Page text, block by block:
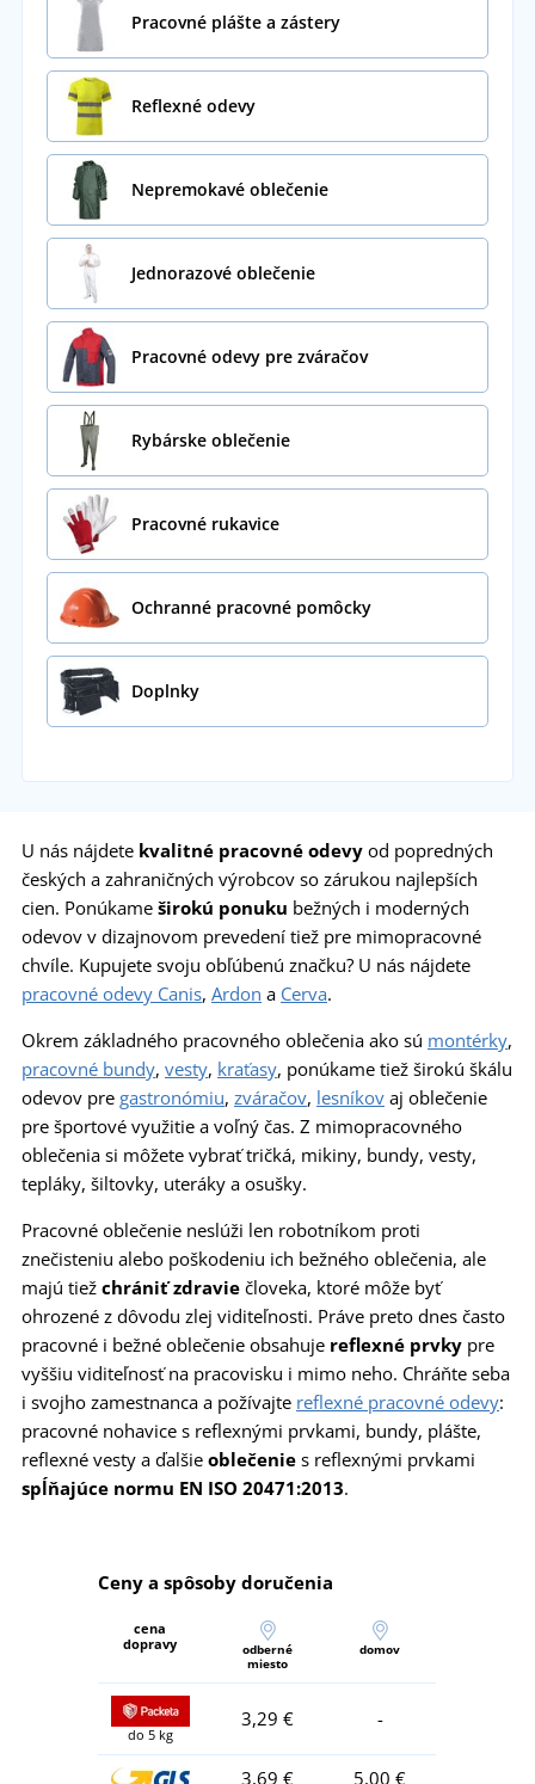
Pracovné plášte a zástery
Reflexné odevy
Nepremokavé oblečenie
Jednorazové oblečenie
Pracovné odevy pre zváračov
Rybárske oblečenie
Pracovné rukavice
Ochranné pracovné pomôcky
Doplnky
U nás nájdete kvalitné pracovné odevy od popredných
českých a zahraničných výrobcov so zárukou najlepších
cien. Ponúkame širokú ponuku bežných i moderných
odevov v dizajnovom prevedení tiež pre mimopracovné
chvíle. Kupujete svoju obľúbenú značku? U nás nájdete
pracovné odevy Canis, Ardon a Cerva.
Okrem základného pracovného oblečenia ako sú montérky,
pracovné bundy, vesty, kraťasy, ponúkame tiež širokú škálu
odevov pre gastronómiu, zváračov, lesníkov aj oblečenie
pre športové využitie a voľný čas. Z mimopracovného
oblečenia si môžete vybrať tričká, mikiny, bundy, vesty,
tepláky, šiltovky, uteráky a osušky.
Pracovné oblečenie neslúži len robotníkom proti
znečisteniu alebo poškodeniu ich bežného oblečenia, ale
majú tiež chrániť zdravie človeka, ktoré môže byť
ohrozené z dôvodu zlej viditeľnosti. Práve preto dnes často
pracovné i bežné oblečenie obsahuje reflexné prvky pre
vyššiu viditeľnosť na pracovisku i mimo neho. Chráňte seba
i svojho zamestnanca a požívajte reflexné pracovné odevy:
pracovné nohavice s reflexnými prvkami, bundy, plášte,
reflexné vesty a ďalšie oblečenie s reflexnými prvkami
spĺňajúce normu EN ISO 20471:2013.
Ceny a spôsoby doručenia
cena
dopravy
odberné
miesto
domov
do 5 kg
3,29 € -
3,69 €
5,00 €